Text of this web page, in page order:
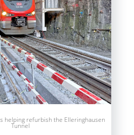
helping refurbish the Elleringhausen
Tunnel